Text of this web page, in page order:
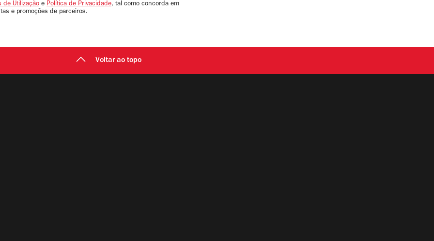
de Utilização e Política de Privacidade, tal como concorda em
e promoções de parceiros.
Voltar ao topo